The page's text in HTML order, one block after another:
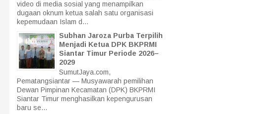
video di media sosial yang menampilkan
dugaan oknum ketua salah satu organisasi
kepemudaan Islam d...
Subhan Jaroza Purba Terpilih
Menjadi Ketua DPK BKPRMI
Siantar Timur Periode 2026–
2029
SumutJaya.com,
Pematangsiantar — Musyawarah pemilihan
Dewan Pimpinan Kecamatan (DPK) BKPRMI
Siantar Timur menghasilkan kepengurusan
baru se...